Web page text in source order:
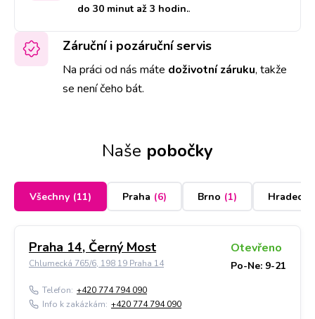
do 30 minut až 3 hodin..
Záruční i pozáruční servis
Na práci od nás máte doživotní záruku, takže
se není čeho bát.
Naše pobočky
Všechny (11) Praha (6) Brno (1) Hradec
Praha 14, Černý Most
Chlumecká 765/6, 198 19 Praha 14
Otevřeno
Po-Ne: 9-21
Telefon: +420 774 794 090
Info k zakázkám: +420 774 794 090